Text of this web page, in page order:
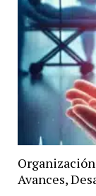
Avances,